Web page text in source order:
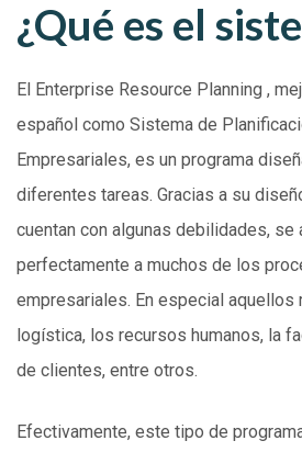
¿Qué es el
El Enterprise Resource Planning ,
español como Sistema de
Empresariales, es un programa
diferentes tareas. Gracias a su
cuentan con algunas debilidades, se
perfectamente a muchos de los
empresariales. En especial aquellos
logística, los recursos humanos, la
de clientes, entre otros.
Efectivamente, este tipo de